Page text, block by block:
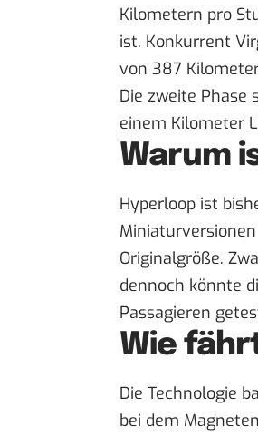
Kilometern pro
ist. Konkurrent
von 387
Die zweite Phase
einem Kilometer
Warum
Hyperloop ist
Originalgröße.
dennoch könnte
Passagieren
Wie
Die Technologie
bei dem